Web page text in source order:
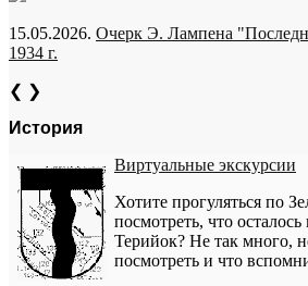
15.05.2026. Очерк Э. Лампена
1934 г.
❮ ❯
История
Виртуальные экскурсии
Хотите прогуляться по
посмотреть, что
Терийок? Не так много,
посмотреть и что